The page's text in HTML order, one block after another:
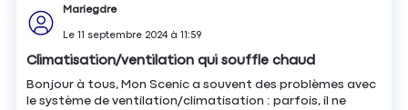
Mariegdre
Le11 septembre 2024à11:59
Climatisation/ventilation qui souffle chaud
Bonjour à tous, Mon Scenic a souvent des problèmes avec
le système de ventilation/climatisation : parfois, il ne